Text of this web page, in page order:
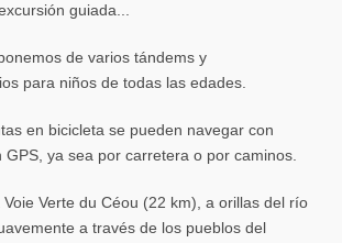
guiada...
de varios tándems y
para niños de todas las edades.
en bicicleta se pueden navegar con
GPS, ya sea por carretera o por caminos.
Verte du Céou (22 km), a orillas del río
a través de los pueblos del